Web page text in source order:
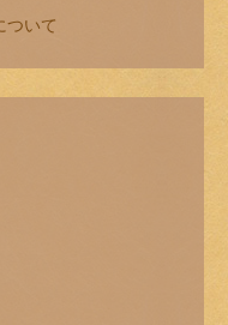
ついて